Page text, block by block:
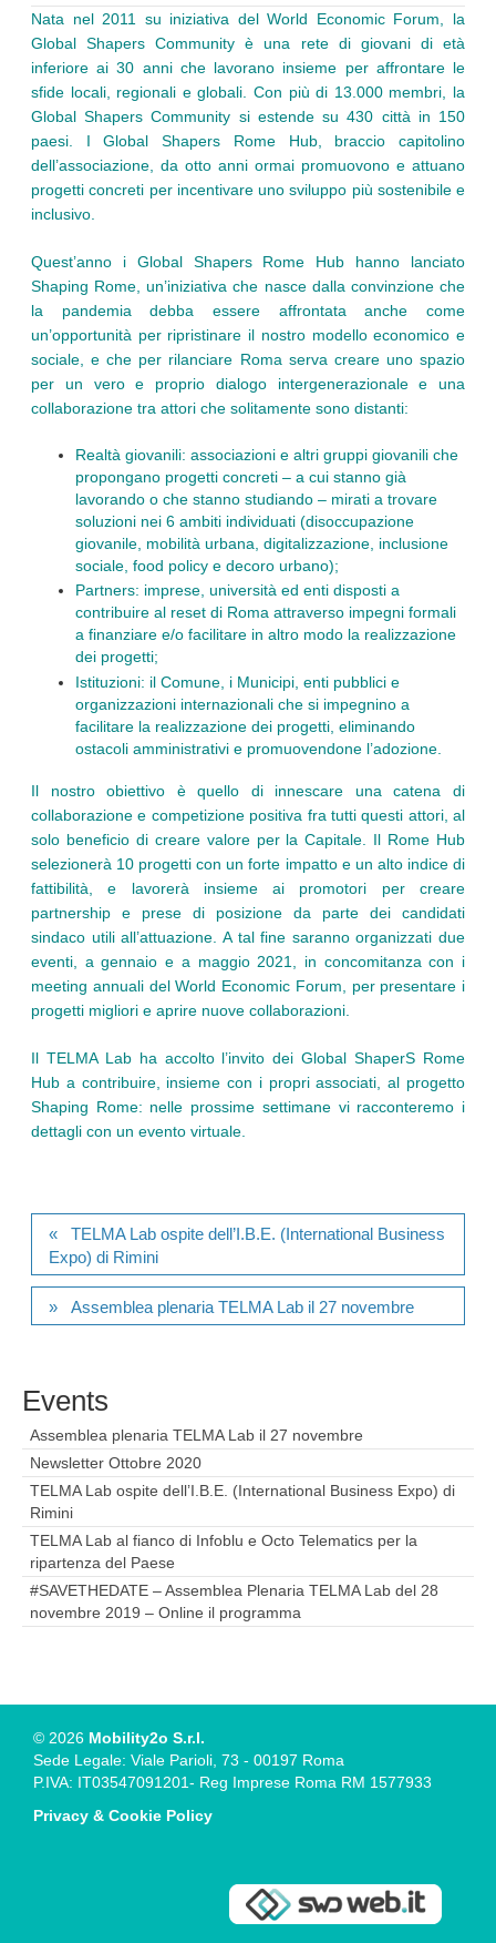
Nata nel 2011 su iniziativa del World Economic Forum, la
Global Shapers Community è una rete di giovani di età
inferiore ai 30 anni che lavorano insieme per affrontare le
sfide locali, regionali e globali. Con più di 13.000 membri, la
Global Shapers Community si estende su 430 città in 150
paesi. I Global Shapers Rome Hub, braccio capitolino
dell’associazione, da otto anni ormai promuovono e attuano
progetti concreti per incentivare uno sviluppo più sostenibile e
inclusivo.
Quest’anno i Global Shapers Rome Hub hanno lanciato
Shaping Rome, un’iniziativa che nasce dalla convinzione che
la pandemia debba essere affrontata anche come
un’opportunità per ripristinare il nostro modello economico e
sociale, e che per rilanciare Roma serva creare uno spazio
per un vero e proprio dialogo intergenerazionale e una
collaborazione tra attori che solitamente sono distanti:
Realtà giovanili: associazioni e altri gruppi giovanili che
propongano progetti concreti – a cui stanno già
lavorando o che stanno studiando – mirati a trovare
soluzioni nei 6 ambiti individuati (disoccupazione
giovanile, mobilità urbana, digitalizzazione, inclusione
sociale, food policy e decoro urbano);
Partners: imprese, università ed enti disposti a
contribuire al reset di Roma attraverso impegni formali
a finanziare e/o facilitare in altro modo la realizzazione
dei progetti;
Istituzioni: il Comune, i Municipi, enti pubblici e
organizzazioni internazionali che si impegnino a
facilitare la realizzazione dei progetti, eliminando
ostacoli amministrativi e promuovendone l’adozione.
Il nostro obiettivo è quello di innescare una catena di
collaborazione e competizione positiva fra tutti questi attori, al
solo beneficio di creare valore per la Capitale. Il Rome Hub
selezionerà 10 progetti con un forte impatto e un alto indice di
fattibilità, e lavorerà insieme ai promotori per creare
partnership e prese di posizione da parte dei candidati
sindaco utili all’attuazione. A tal fine saranno organizzati due
eventi, a gennaio e a maggio 2021, in concomitanza con i
meeting annuali del World Economic Forum, per presentare i
progetti migliori e aprire nuove collaborazioni.
Il TELMA Lab ha accolto l’invito dei Global ShaperS Rome
Hub a contribuire, insieme con i propri associati, al progetto
Shaping Rome: nelle prossime settimane vi racconteremo i
dettagli con un evento virtuale.
TELMA Lab ospite dell’I.B.E. (International Business
Expo) di Rimini
Assemblea plenaria TELMA Lab il 27 novembre
Events
Assemblea plenaria TELMA Lab il 27 novembre
Newsletter Ottobre 2020
TELMA Lab ospite dell’I.B.E. (International Business Expo) di
Rimini
TELMA Lab al fianco di Infoblu e Octo Telematics per la
ripartenza del Paese
#SAVETHEDATE – Assemblea Plenaria TELMA Lab del 28
novembre 2019 – Online il programma
© 2026 Mobility2o S.r.l.
Sede Legale: Viale Parioli, 73 - 00197 Roma
P.IVA: IT03547091201- Reg Imprese Roma RM 1577933
Privacy & Cookie Policy